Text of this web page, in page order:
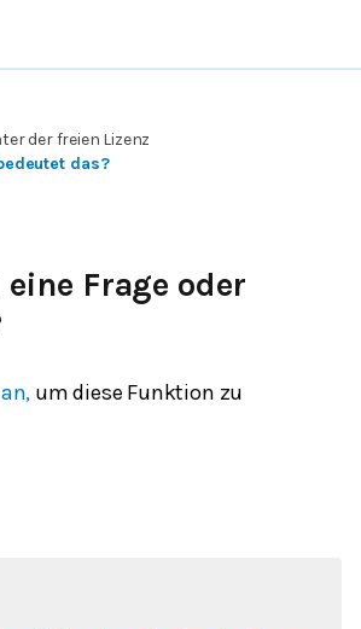
der freien Lizenz
das?
Frage oder
um diese Funktion zu